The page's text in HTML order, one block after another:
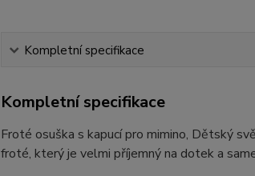
Kompletní specifikace
Kompletní specifikace
Froté osuška s kapucí pro mimino, Dětský
froté, který je velmi příjemný na dotek a